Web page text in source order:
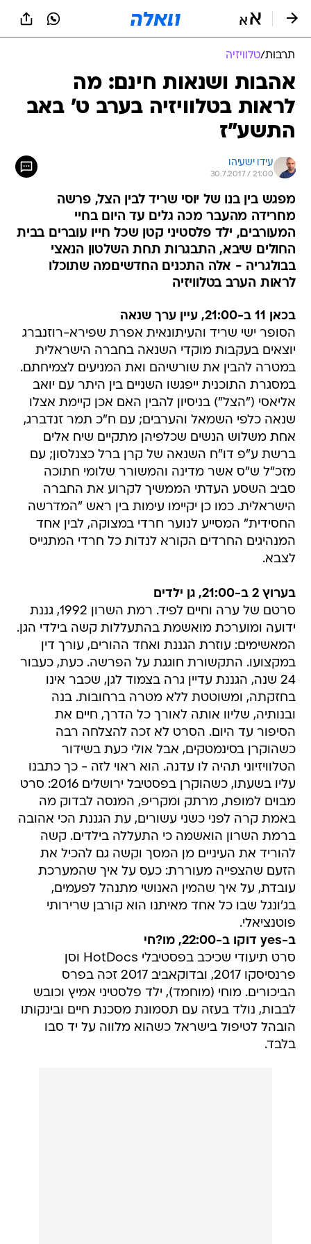
תרבות/טלוויזיה
אהבות ושנאות חינם: מה
לראות בטלוויזיה בערב ט' באב
התשע"ז
עידו ישעיהו
30.7.2017 / 21:00
מפגש בין בנו של יוסי שריד לבין הצל, פרשה
מחרידה מהעבר מכה גלים עד היום בחיי
המעורבים, ילד פלסטיני קטן שכל חייו עוברים בבית
החולים שיבא, התבגרות תחת השלטון הנאצי
בבולגריה - אלה התכנים החדשיםמה שתוכלו
לראות הערב בטלוויזיה
בכאן 11 ב-21:00, עיין ערך שנאה
הסופר ישי שריד והעיתונאית אפרת שפירא-רוזנברג
יוצאים בעקבות מוקדי השנאה בחברה הישראלית
במטרה להבין את שורשיהם ואת המניעים לצמיחתם.
במסגרת התוכנית ייפגשו השניים בין היתר עם יואב
אליאסי ("הצל") בניסיון להבין האם אכן קיימת אצלו
שנאה כלפי השמאל והערבים; עם ח"כ תמר זנדברג,
אחת משלוש הנשים שכלפיהן מתקיים שיח אלים
ברשת ע"פ דו"ח השנאה של קרן ברל כצנלסון; עם
מזכ"ל ש"ס אשר מדינה והמשורר שלומי חתוכה
סביב השסע העדתי הממשיך לקרוע את החברה
הישראלית. כמו כן יקיימו עימות בין ראש "המדרשה
החסידית" המסייע לנוער חרדי במצוקה, לבין אחד
המנהיגים החרדים הקורא לנדות כל חרדי המתגייס
לצבא.
בערוץ 2 ב-21:00, גן ילדים
סרטם של ערה וחיים לפיד. רמת השרון 1992, גננת
ידועה ומוערכת מואשמת בהתעללות קשה בילדי הגן.
המאשימים: עוזרת הגננת ואחד ההורים, עורך דין
במקצועו. התקשורת חוגגת על הפרשה. כעת, כעבור
24 שנה, הגננת עדיין גרה בצמוד לגן, שכבר אינו
בחזקתה, ומשוטטת ללא מטרה ברחובות. בנה
ובנותיה, שליוו אותה לאורך כל הדרך, חיים את
הסיפור עד היום. הסרט לא זכה להצלחה רבה
כשהוקרן בסינמטקים, אבל אולי כעת בשידור
הטלוויזיוני תהיה לו עדנה. הוא ראוי לזה - כך כתבנו
עליו בשעתו, כשהוקרן בפסטיבל ירושלים 2016: סרט
מבוים למופת, מרתק ומקריפ, המנסה לבדוק מה
באמת קרה לפני כשני עשורים, עת הגננת הכי אהובה
ברמת השרון הואשמה כי התעללה בילדים. קשה
להוריד את העיניים מן המסך וקשה גם להכיל את
הזעם שהצפייה מעוררת: כעס על איך שהמערכת
עובדת, על איך שהמין האנושי מתנהל לפעמים,
בג'ונגל שבו כל אחד מאיתנו הוא קורבן שרירותי
פוטנציאלי.
ב-yes דוקו ב-22:00, מו?חי
סרט תיעודי שכיכב בפסטיבלי HotDocs וסן
פרנסיסקו 2017, ובדוקאביב 2017 זכה בפרס
הביכורים. מוחי (מוחמד), ילד פלסטיני אמיץ וכובש
לבבות, נולד בעזה עם תסמונת מסכנת חיים ובינקותו
הובהל לטיפול בישראל כשהוא מלווה על יד סבו
בלבד.